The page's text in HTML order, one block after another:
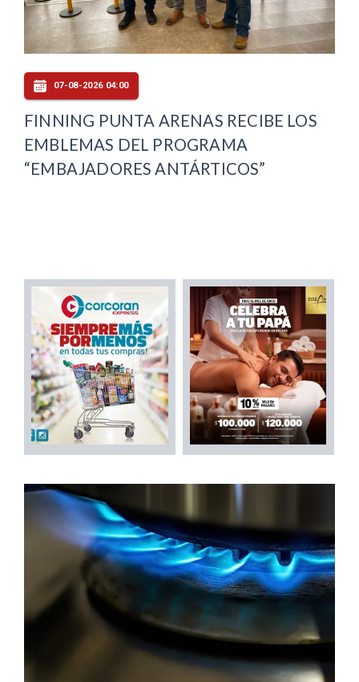
07-08-2026 04:00
FINNING PUNTA ARENAS RECIBE LOS
EMBLEMAS DEL PROGRAMA
“EMBAJADORES ANTÁRTICOS”